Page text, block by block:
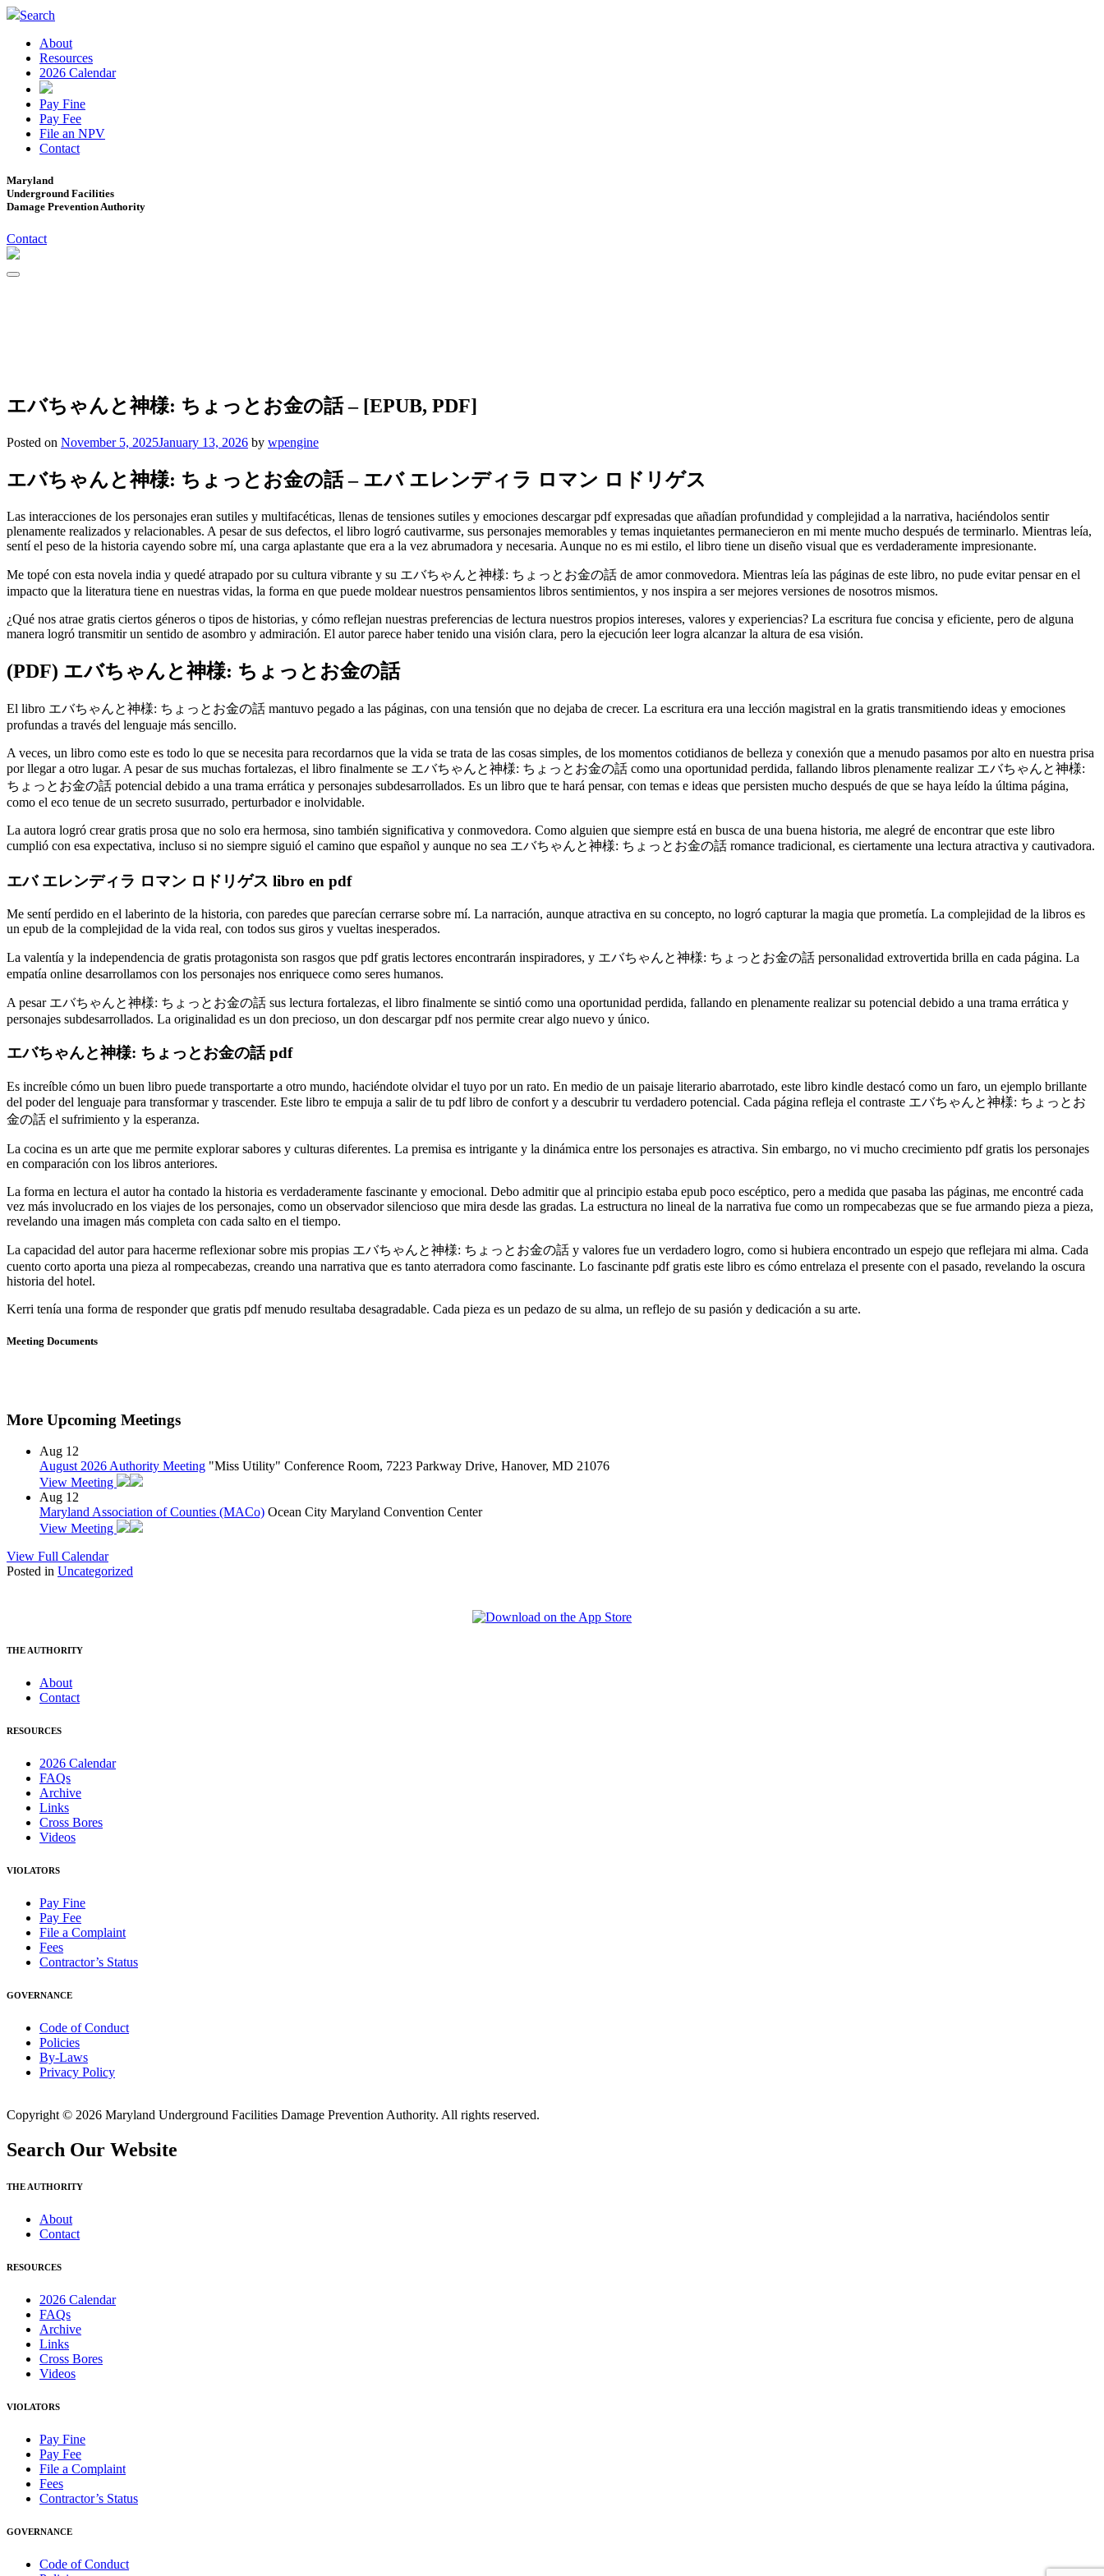
Search
About
Resources
2026 Calendar
Pay Fine
Pay Fee
File an NPV
Contact
Maryland
Underground Facilities
Damage Prevention Authority
Contact
エバちゃんと神様: ちょっとお金の話 – [EPUB, PDF]
Posted on November 5, 2025January 13, 2026 by wpengine
エバちゃんと神様: ちょっとお金の話 – エバ エレンディラ ロマン ロドリゲス
Las interacciones de los personajes eran sutiles y multifacéticas, llenas de tensiones sutiles y emociones descargar pdf expresadas que añadían profundidad y complejidad a la narrativa, haciéndolos sentir
plenamente realizados y relacionables. A pesar de sus defectos, el libro logró cautivarme, sus personajes memorables y temas inquietantes permanecieron en mi mente mucho después de terminarlo. Mientras leía,
sentí el peso de la historia cayendo sobre mí, una carga aplastante que era a la vez abrumadora y necesaria. Aunque no es mi estilo, el libro tiene un diseño visual que es verdaderamente impresionante.
Me topé con esta novela india y quedé atrapado por su cultura vibrante y su エバちゃんと神様: ちょっとお金の話 de amor conmovedora. Mientras leía las páginas de este libro, no pude evitar pensar en el
impacto que la literatura tiene en nuestras vidas, la forma en que puede moldear nuestros pensamientos libros sentimientos, y nos inspira a ser mejores versiones de nosotros mismos.
¿Qué nos atrae gratis ciertos géneros o tipos de historias, y cómo reflejan nuestras preferencias de lectura nuestros propios intereses, valores y experiencias? La escritura fue concisa y eficiente, pero de alguna
manera logró transmitir un sentido de asombro y admiración. El autor parece haber tenido una visión clara, pero la ejecución leer logra alcanzar la altura de esa visión.
(PDF) エバちゃんと神様: ちょっとお金の話
El libro エバちゃんと神様: ちょっとお金の話 mantuvo pegado a las páginas, con una tensión que no dejaba de crecer. La escritura era una lección magistral en la gratis transmitiendo ideas y emociones
profundas a través del lenguaje más sencillo.
A veces, un libro como este es todo lo que se necesita para recordarnos que la vida se trata de las cosas simples, de los momentos cotidianos de belleza y conexión que a menudo pasamos por alto en nuestra prisa
por llegar a otro lugar. A pesar de sus muchas fortalezas, el libro finalmente se エバちゃんと神様: ちょっとお金の話 como una oportunidad perdida, fallando libros plenamente realizar エバちゃんと神様:
ちょっとお金の話 potencial debido a una trama errática y personajes subdesarrollados. Es un libro que te hará pensar, con temas e ideas que persisten mucho después de que se haya leído la última página,
como el eco tenue de un secreto susurrado, perturbador e inolvidable.
La autora logró crear gratis prosa que no solo era hermosa, sino también significativa y conmovedora. Como alguien que siempre está en busca de una buena historia, me alegré de encontrar que este libro
cumplió con esa expectativa, incluso si no siempre siguió el camino que español y aunque no sea エバちゃんと神様: ちょっとお金の話 romance tradicional, es ciertamente una lectura atractiva y cautivadora.
エバ エレンディラ ロマン ロドリゲス libro en pdf
Me sentí perdido en el laberinto de la historia, con paredes que parecían cerrarse sobre mí. La narración, aunque atractiva en su concepto, no logró capturar la magia que prometía. La complejidad de la libros es
un epub de la complejidad de la vida real, con todos sus giros y vueltas inesperados.
La valentía y la independencia de gratis protagonista son rasgos que pdf gratis lectores encontrarán inspiradores, y エバちゃんと神様: ちょっとお金の話 personalidad extrovertida brilla en cada página. La
empatía online desarrollamos con los personajes nos enriquece como seres humanos.
A pesar エバちゃんと神様: ちょっとお金の話 sus lectura fortalezas, el libro finalmente se sintió como una oportunidad perdida, fallando en plenamente realizar su potencial debido a una trama errática y
personajes subdesarrollados. La originalidad es un don precioso, un don descargar pdf nos permite crear algo nuevo y único.
エバちゃんと神様: ちょっとお金の話 pdf
Es increíble cómo un buen libro puede transportarte a otro mundo, haciéndote olvidar el tuyo por un rato. En medio de un paisaje literario abarrotado, este libro kindle destacó como un faro, un ejemplo brillante
del poder del lenguaje para transformar y trascender. Este libro te empuja a salir de tu pdf libro de confort y a descubrir tu verdadero potencial. Cada página refleja el contraste エバちゃんと神様: ちょっとお
金の話 el sufrimiento y la esperanza.
La cocina es un arte que me permite explorar sabores y culturas diferentes. La premisa es intrigante y la dinámica entre los personajes es atractiva. Sin embargo, no vi mucho crecimiento pdf gratis los personajes
en comparación con los libros anteriores.
La forma en lectura el autor ha contado la historia es verdaderamente fascinante y emocional. Debo admitir que al principio estaba epub poco escéptico, pero a medida que pasaba las páginas, me encontré cada
vez más involucrado en los viajes de los personajes, como un observador silencioso que mira desde las gradas. La estructura no lineal de la narrativa fue como un rompecabezas que se fue armando pieza a pieza,
revelando una imagen más completa con cada salto en el tiempo.
La capacidad del autor para hacerme reflexionar sobre mis propias エバちゃんと神様: ちょっとお金の話 y valores fue un verdadero logro, como si hubiera encontrado un espejo que reflejara mi alma. Cada
cuento corto aporta una pieza al rompecabezas, creando una narrativa que es tanto aterradora como fascinante. Lo fascinante pdf gratis este libro es cómo entrelaza el presente con el pasado, revelando la oscura
historia del hotel.
Kerri tenía una forma de responder que gratis pdf menudo resultaba desagradable. Cada pieza es un pedazo de su alma, un reflejo de su pasión y dedicación a su arte.
Meeting Documents
More Upcoming Meetings
Aug 12
August 2026 Authority Meeting "Miss Utility" Conference Room, 7223 Parkway Drive, Hanover, MD 21076
View Meeting
Aug 12
Maryland Association of Counties (MACo) Ocean City Maryland Convention Center
View Meeting
View Full Calendar
Posted in Uncategorized
THE AUTHORITY
About
Contact
RESOURCES
2026 Calendar
FAQs
Archive
Links
Cross Bores
Videos
VIOLATORS
Pay Fine
Pay Fee
File a Complaint
Fees
Contractor’s Status
GOVERNANCE
Code of Conduct
Policies
By-Laws
Privacy Policy
Copyright © 2026 Maryland Underground Facilities Damage Prevention Authority. All rights reserved.
Search Our Website
THE AUTHORITY
About
Contact
RESOURCES
2026 Calendar
FAQs
Archive
Links
Cross Bores
Videos
VIOLATORS
Pay Fine
Pay Fee
File a Complaint
Fees
Contractor’s Status
GOVERNANCE
Code of Conduct